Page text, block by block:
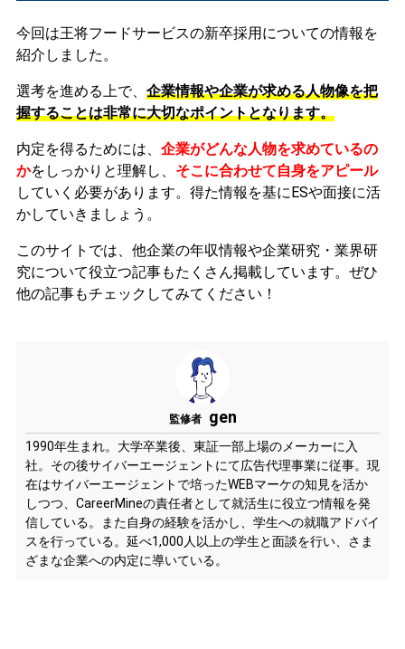
今回は王将フードサービスの新卒採用についての情報を
紹介しました。
選考を進める上で、 企業情報や企業が求める人物像を把
握することは非常に大切なポイントとなります。
内定を得るためには、 企業がどんな人物を求めているの
かをしっかりと理解し、 そこに合わせて自身をアピール
していく必要があります。 得た情報を基にESや面接に活
かしていきましょう。
このサイトでは、他企業の年収情報や企業研究・業界研
究について役立つ記事もたくさん掲載しています。ぜひ
他の記事もチェックしてみてください！
監修者 gen
1990年生まれ。大学卒業後、東証一部上場のメーカーに入
社。その後サイバーエージェントにて広告代理事業に従事。現
在はサイバーエージェントで培ったWEBマーケの知見を活か
しつつ、CareerMineの責任者として就活生に役立つ情報を発
信している。また自身の経験を活かし、学生への就職アドバイ
スを行っている。延べ1,000人以上の学生と面談を行い、さま
ざまな企業への内定に導いている。